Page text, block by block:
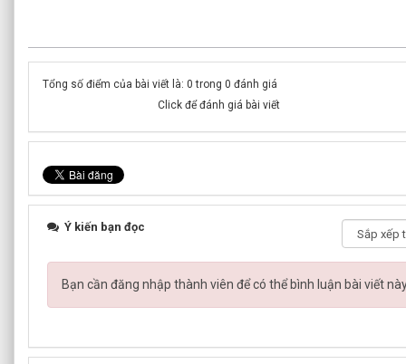
Tổng số điểm của bài viết là: 0 trong 0 đánh giá
Click để đánh giá bài viết
Ý kiến bạn đọc
Bạn cần đăng nhập thành viên để có thể bình luận bài viết